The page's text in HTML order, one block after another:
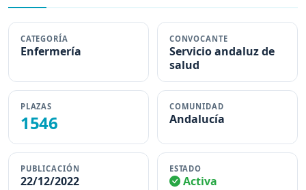
CATEGORÍA
Enfermería
CONVOCANTE
Servicio andaluz de
salud
PLAZAS
1546
COMUNIDAD
Andalucía
PUBLICACIÓN
22/12/2022
ESTADO
Activa